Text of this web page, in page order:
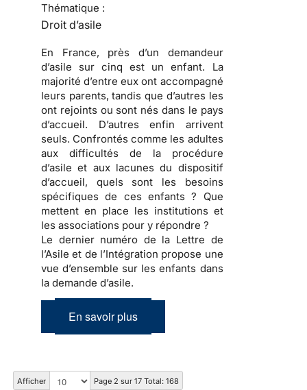
Thématique :
Droit d’asile
En France, près d’un demandeur
d’asile sur cinq est un enfant. La
majorité d’entre eux ont accompagné
leurs parents, tandis que d’autres les
ont rejoints ou sont nés dans le pays
d’accueil. D’autres enfin arrivent
seuls. Confrontés comme les adultes
aux difficultés de la procédure
d’asile et aux lacunes du dispositif
d’accueil, quels sont les besoins
spécifiques de ces enfants ? Que
mettent en place les institutions et
les associations pour y répondre ?
Le dernier numéro de la Lettre de
l’Asile et de l’Intégration propose une
vue d’ensemble sur les enfants dans
la demande d’asile.
En savoir plus
Afficher Page 2 sur 17 Total: 168